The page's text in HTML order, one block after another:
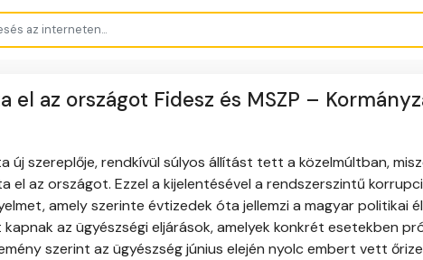
az országot Fidesz és MSZP –
új szereplője, rendkívül súlyos állítást tett a közelmúltban,
el az országot. Ezzel a kijelentésével a rendszerszintű
amely szerinte évtizedek óta jellemzi a magyar politikai
az ügyészségi eljárások, amelyek konkrét esetekben
szerint az ügyészség június elején nyolc embert vett